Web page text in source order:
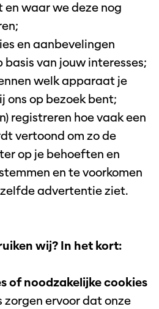
waar we deze nog
en aanbevelingen
basis van jouw interesses;
welk apparaat je
ons op bezoek bent;
registreren hoe vaak een
vertoond om zo de
op je behoeften en
en te voorkomen
advertentie ziet.
wij? In het kort:
of noodzakelijke cookies
zorgen ervoor dat onze